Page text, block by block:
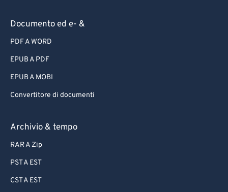
Documento ed e- &
PDF A WORD
EPUB A PDF
EPUB A MOBI
Convertitore di documenti
Archivio & tempo
RAR A Zip
PST A EST
CST A EST